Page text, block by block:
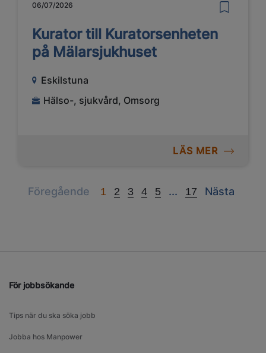
06/07/2026
Kurator till Kuratorsenheten
på Mälarsjukhuset
Eskilstuna
Hälso-, sjukvård, Omsorg
LÄS MER
Föregående Previous
1 2 3 4 5 ...
Next17 Nästa
Next
För jobbsökande
Tips när du ska söka jobb
Jobba hos Manpower